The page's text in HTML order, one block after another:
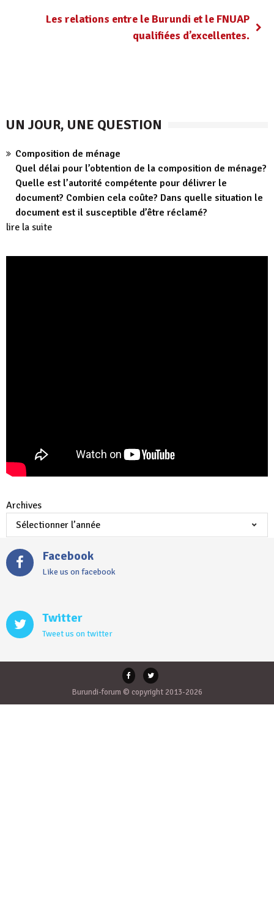
Les relations entre le Burundi et le FNUAP
qualifiées d’excellentes.
UN JOUR, UNE QUESTION
Composition de ménage
Quel délai pour l’obtention de la composition de ménage?
Quelle est l’autorité compétente pour délivrer le
document? Combien cela coûte? Dans quelle situation le
document est il susceptible d’être réclamé?
lire la suite
Archives
Facebook
Like us on facebook
Twitter
Tweet us on twitter
Burundi-forum © copyright 2013-2026